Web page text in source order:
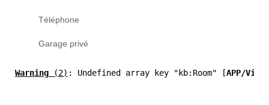
Téléphone
Garage privé
Warning (2) : Undefined array key "kb:Room" [APP/